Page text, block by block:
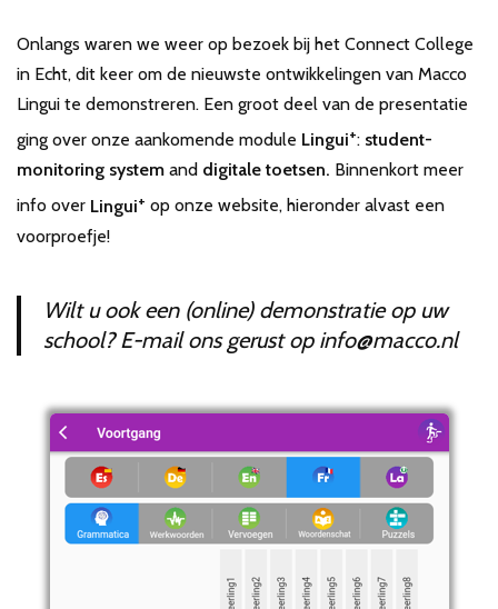
Onlangs waren we weer op bezoek bij het Connect College
in Echt, dit keer om de nieuwste ontwikkelingen van Macco
Lingui te demonstreren. Een groot deel van de presentatie
ging over onze aankomende module Lingui+: student-
monitoring system and digitale toetsen. Binnenkort meer
info over Lingui+ op onze website, hieronder alvast een
voorproefje!
Wilt u ook een (online) demonstratie op uw
school? E-mail ons gerust op info@macco.nl